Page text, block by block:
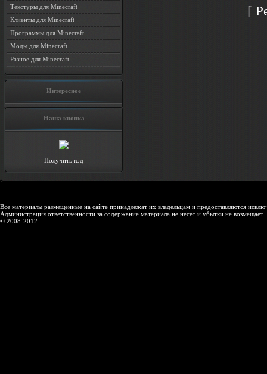
Текстуры для Minecraft
Клиенты для Minecraft
Программы для Minecraft
Моды для Minecraft
Разное для Minecraft
Интересное
Наша кнопка
Получить код
[
Все материалы размещенные на сайте принадлежат их владельцам и предоставляются
Администрация ответственности за содержание материала не несет и убытки не возмещает.
© 2008-2012